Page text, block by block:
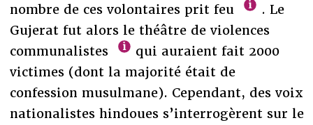
nombre de ces volontaires prit feu
. Le
Gujerat fut alors le théâtre de violences
communalistes
qui auraient fait 2000
victimes (dont la majorité était de
confession musulmane). Cependant, des voix
nationalistes hindoues s’interrogèrent sur le